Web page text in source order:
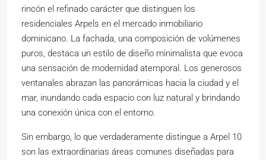
rincón el refinado carácter que distinguen los
residenciales Arpels en el mercado inmobiliario
dominicano. La fachada, una composición de volúmenes
puros, destaca un estilo de diseño minimalista que evoca
una sensación de modernidad atemporal. Los generosos
ventanales abrazan las panorámicas hacia la ciudad y el
mar, inundando cada espacio con luz natural y brindando
una conexión única con el entorno.
Sin embargo, lo que verdaderamente distingue a Arpel 10
son las extraordinarias áreas comunes diseñadas para